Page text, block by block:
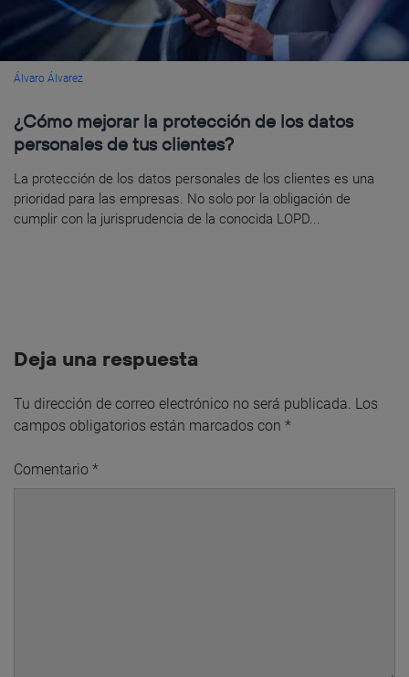
Álvaro Álvarez
¿Cómo mejorar la protección de los datos
personales de tus clientes?
La protección de los datos personales de los clientes es una
prioridad para las empresas. No solo por la obligación de
cumplir con la jurisprudencia de la conocida LOPD...
Deja una respuesta
Tu dirección de correo electrónico no será publicada. Los
campos obligatorios están marcados con *
Comentario *